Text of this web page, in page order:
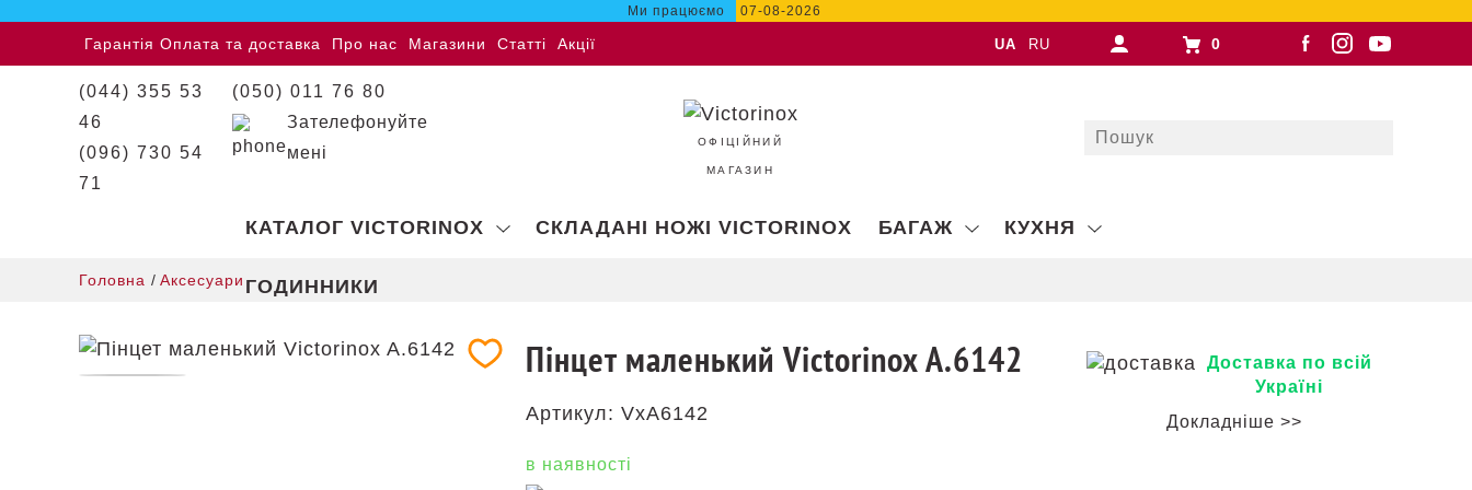
Ми працюємо 07-08-2026
Гарантія Оплата та доставка Про нас Магазини Статті Акції UA RU 0
(044) 355 53
46
(096) 730 54
71
(050) 011 76 80
Зателефонуйте
мені
ОФІЦІЙНИЙ
МАГАЗИН
КАТАЛОГ VICTORINOX СКЛАДАНІ НОЖІ VICTORINOX БАГАЖ КУХНЯ
ГОДИННИКИ
Головна / Аксесуари
Пінцет маленький Victorinox A.6142
Артикул: VxA6142
в наявності
Доставка по всій
Україні
Докладніше >>